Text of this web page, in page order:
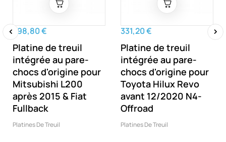
298,80 €
Platine de treuil
intégrée au pare-
chocs d'origine pour
Mitsubishi L200
après 2015 & Fiat
Fullback
Platines De Treuil
331,20 €
Platine de treuil
intégrée au pare-
chocs d'origine pour
Toyota Hilux Revo
avant 12/2020 N4-
Offroad
Platines De Treuil